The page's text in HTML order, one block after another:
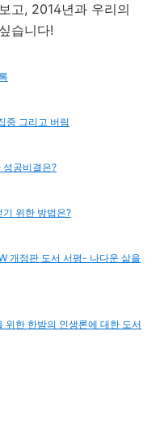
고, 2014년과 우리의
습니다!
중 그리고 버림
성공비결은?
위한 방법은?
개정판 도서 서평- 나다운 삶을
위한 한밤의 인생론에 대한 도서